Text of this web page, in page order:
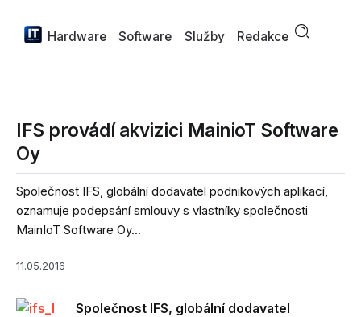
Hardware Software Služby Redakce
IFS provádí akvizici MainioT Software
Oy
Společnost IFS, globální dodavatel podnikových aplikací,
oznamuje podepsání smlouvy s vlastníky společnosti
MainIoT Software Oy...
11.05.2016
Společnost IFS, globální dodavatel